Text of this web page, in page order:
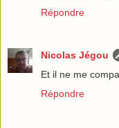
Répondre
Nicolas Jégou
Et il ne me
Répondre